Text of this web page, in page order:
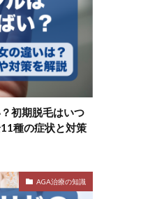
初期脱毛はいつ
種の症状と対策
AGA治療の知識